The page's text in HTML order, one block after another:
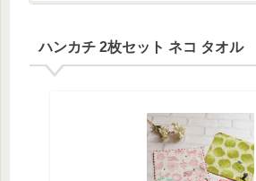
ハンカチ 2枚セット ネコ タオル